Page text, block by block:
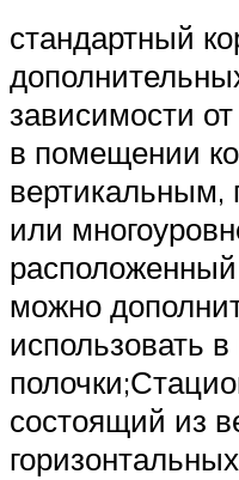
стандартный
зависимости
в помещении
вертикальным,
или
можно
использовать
состоящий из